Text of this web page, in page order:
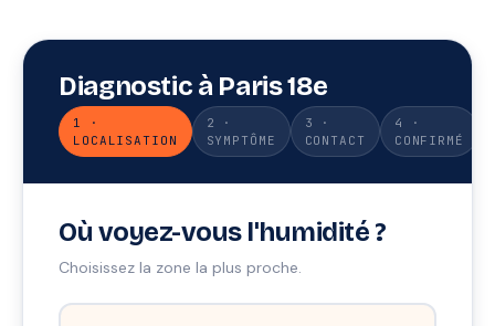
Diagnostic à Paris 18e
1 ·
LOCALISATION
2 ·
SYMPTÔME
3 ·
CONTACT
4 ·
CONFIRMÉ
Où voyez-vous l'humidité ?
Choisissez la zone la plus proche.